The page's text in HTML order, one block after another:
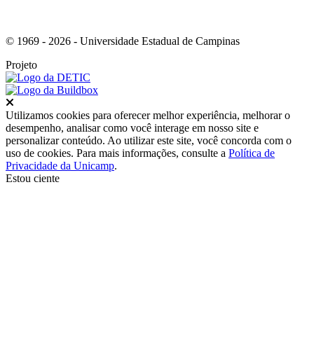
© 1969 - 2026 - Universidade Estadual de Campinas
Projeto
Utilizamos cookies para oferecer melhor experiência, melhorar o
desempenho, analisar como você interage em nosso site e
personalizar conteúdo. Ao utilizar este site, você concorda com o
uso de cookies. Para mais informações, consulte a Política de
Privacidade da Unicamp.
Estou ciente